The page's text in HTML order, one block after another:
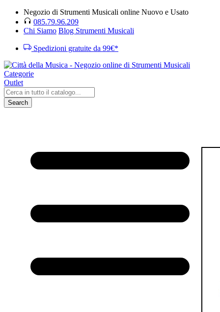
Negozio di Strumenti Musicali online Nuovo e Usato
085.79.96.209
Chi Siamo Blog Strumenti Musicali
Spedizioni gratuite da 99€*
Categorie
Outlet
Search